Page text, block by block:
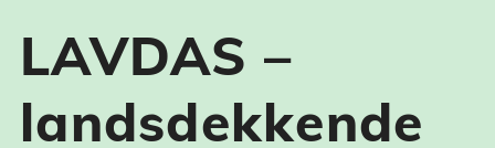
LAVDAS –
landsdekkende